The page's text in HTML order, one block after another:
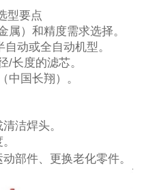
型要点
属）和精度需求选择。
动或全自动机型。
/长度的滤芯。
中国长翔）。
洁焊头。
部件、更换老化零件。